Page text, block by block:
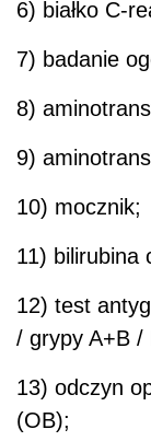
6) białko C-
7) badanie
8)
9)
10) mocznik;
11) bilirubina
12) test
/ grypy A+B /
13) odczyn
(OB);